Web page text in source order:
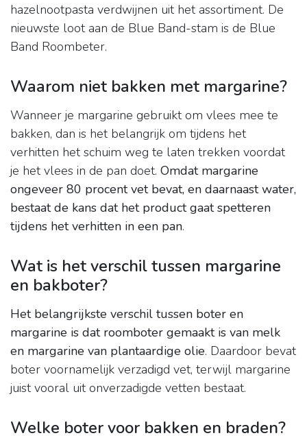
hazelnootpasta verdwijnen uit het assortiment. De
nieuwste loot aan de Blue Band-stam is de Blue
Band Roombeter.
Waarom niet bakken met margarine?
Wanneer je margarine gebruikt om vlees mee te
bakken, dan is het belangrijk om tijdens het
verhitten het schuim weg te laten trekken voordat
je het vlees in de pan doet. Omdat margarine
ongeveer 80 procent vet bevat, en daarnaast water,
bestaat de kans dat het product gaat spetteren
tijdens het verhitten in een pan.
Wat is het verschil tussen margarine
en bakboter?
Het belangrijkste verschil tussen boter en
margarine is dat roomboter gemaakt is van melk
en margarine van plantaardige olie. Daardoor bevat
boter voornamelijk verzadigd vet, terwijl margarine
juist vooral uit onverzadigde vetten bestaat.
Welke boter voor bakken en braden?